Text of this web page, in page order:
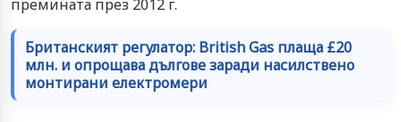
премината през 2012 г.
Британският регулатор: British Gas плаща £20
млн. и опрощава дългове заради насилствено
монтирани електромери